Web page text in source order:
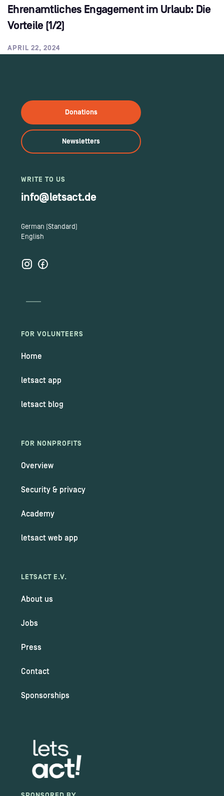
Ehrenamtliches Engagement im Urlaub: Die
Vorteile (1/2)
APRIL 22, 2024
Donations
Newsletters
WRITE TO US
info@letsact.de
German (Standard)
English
FOR VOLUNTEERS
Home
letsact app
letsact blog
FOR NONPROFITS
Overview
Security & privacy
Academy
letsact web app
LETSACT E.V.
About us
Jobs
Press
Contact
Sponsorships